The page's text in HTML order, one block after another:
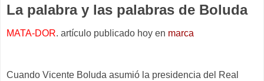
La palabra y las palabras de Boluda
MATA-DOR. artículo publicado hoy en marca
Cuando Vicente Boluda asumió la presidencia del Real